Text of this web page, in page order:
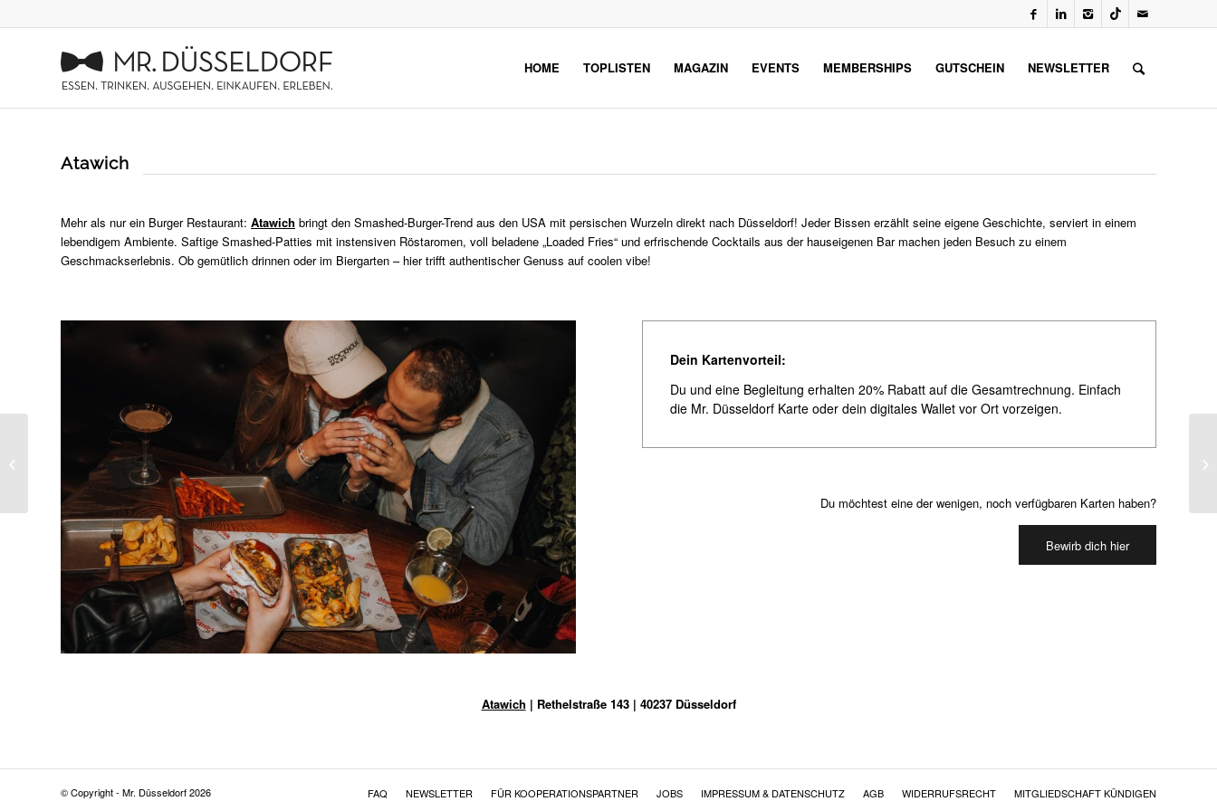
HOME TOPLISTEN MAGAZIN EVENTS MEMBERSHIPS GUTSCHEIN NEWSLETTER
Atawich
Mehr als nur ein Burger Restaurant: Atawich bringt den Smashed-Burger-Trend aus den USA mit persischen Wurzeln direkt nach Düsseldorf! Jeder Bissen erzählt seine eigene Geschichte, serviert in einem
lebendigem Ambiente. Saftige Smashed-Patties mit instensiven Röstaromen, voll beladene „Loaded Fries“ und erfrischende Cocktails aus der hauseigenen Bar machen jeden Besuch zu einem
Geschmackserlebnis. Ob gemütlich drinnen oder im Biergarten – hier trifft authentischer Genuss auf coolen vibe!
Dein Kartenvorteil:
Du und eine Begleitung erhalten 20% Rabatt auf die Gesamtrechnung. Einfach
die Mr. Düsseldorf Karte oder dein digitales Wallet vor Ort vorzeigen.
Du möchtest eine der wenigen, noch verfügbaren Karten haben?
Bewirb dich hier
Atawich | Rethelstraße 143 | 40237 Düsseldorf
© Copyright - Mr. Düsseldorf 2026 FAQ NEWSLETTER FÜR KOOPERATIONSPARTNER JOBS IMPRESSUM & DATENSCHUTZ AGB WIDERRUFSRECHT MITGLIEDSCHAFT KÜNDIGEN
Bob & Mary